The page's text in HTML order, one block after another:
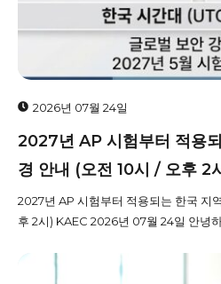
2026년 07월 24일
2027년 AP 시험부터 적용
경 안내 (오전 10시 / 오후 2
2027년 AP 시험부터 적용되는 한국 지
후 2시) KAEC 2026년 07월 24일 안녕